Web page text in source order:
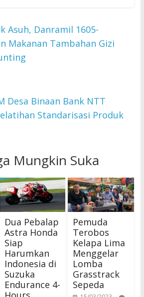
Asuh, Danramil 1605-
Makanan Tambahan Gizi
Desa Binaan Bank NTT
Standarisasi Produk
Mungkin Suka
Dua Pebalap
Astra Honda
Siap
Harumkan
Indonesia di
Suzuka
Endurance 4-
Pemuda
Terobos
Kelapa Lima
Menggelar
Lomba
Grasstrack
Sepeda